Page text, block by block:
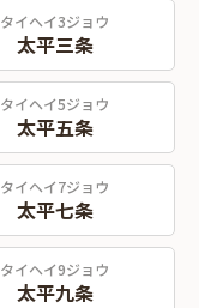
タイヘイ3ジョウ
太平三条
タイヘイ5ジョウ
太平五条
タイヘイ7ジョウ
太平七条
タイヘイ9ジョウ
太平九条